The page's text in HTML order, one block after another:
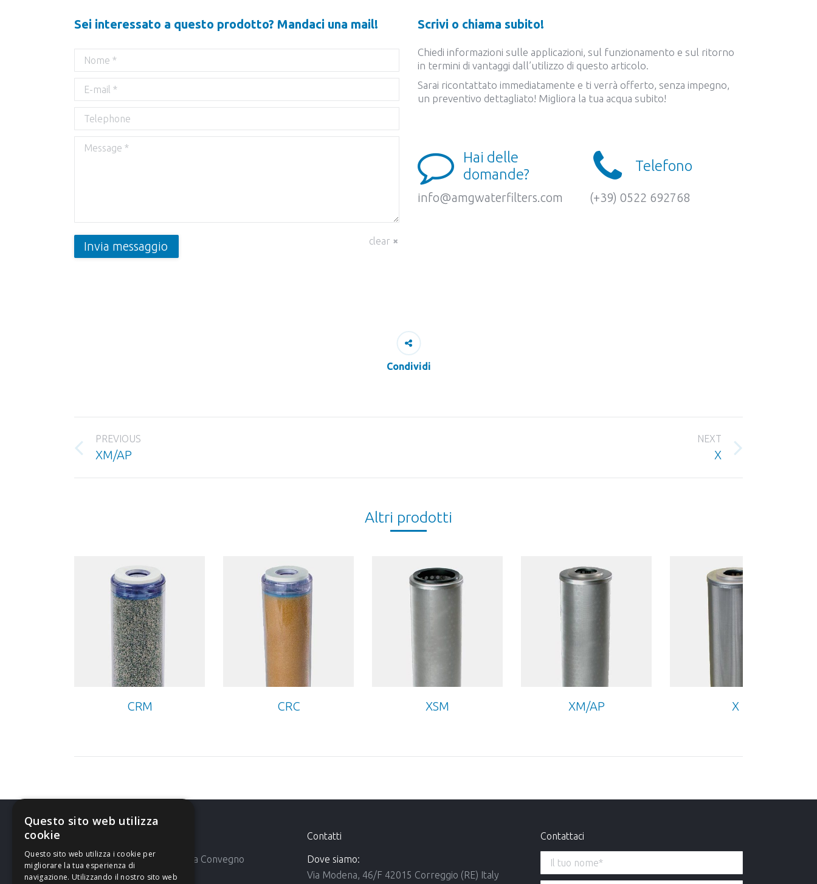
Sei interessato a questo prodotto? Mandaci una mail!
Nome *
E-mail *
Telephone
Message *
Invia messaggio clear
Scrivi o chiama subito!
Chiedi informazioni sulle applicazioni, sul funzionamento e sul ritorno
in termini di vantaggi dall’utilizzo di questo articolo.
Sarai ricontattato immediatamente e ti verrà offerto, senza impegno,
un preventivo dettagliato! Migliora la tua acqua subito!
Hai delle
domande?
info@amgwaterfilters.com
Telefono
(+39) 0522 692768
Condividi
navigation
PREVIOUS
Previous
XM/AP
NEXT
X
Altri prodotti
CRM CRC XSM XM/AP X
AMG 42′ Mostra Convegno
Expocomfort
Contatti
Dove siamo:
Via Modena, 46/F 42015 Correggio (RE) Italy
Contattaci
Questo sito web utilizza
cookie
Questo sito web utilizza i cookie per
migliorare la tua esperienza di
navigazione. Utilizzando il nostro sito web